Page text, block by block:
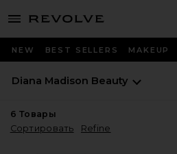
menu - shows more content
NEW BEST SELLERS MAKEUP
Diana Madison Beauty
6 Товары
Сортировать
Refine